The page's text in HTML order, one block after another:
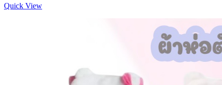
Quick View